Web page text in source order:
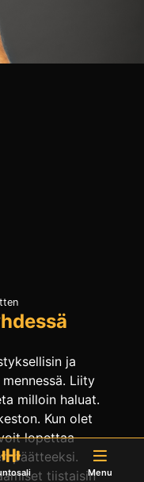
Menu
ja
Liity
milloin haluat.
Kun olet
lopettaa
päätteeksi.
tiistaisin